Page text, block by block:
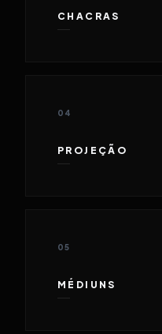
CHACRAS
04
PROJEÇÃO
05
MÉDIUNS